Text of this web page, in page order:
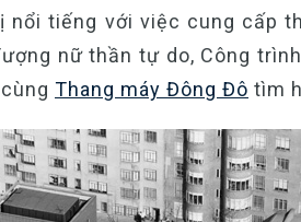
nổi tiếng với việc cung cấp
nữ thần tự do, Công
Thang máy Đông Đô tìm